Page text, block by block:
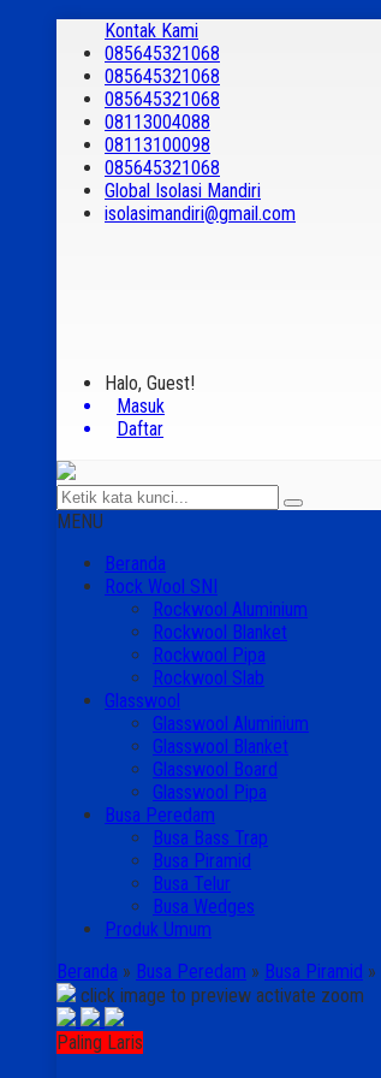
Kontak Kami
085645321068
085645321068
085645321068
08113004088
08113100098
085645321068
Global Isolasi Mandiri
isolasimandiri@gmail.com
Halo, Guest!
Masuk
Daftar
MENU
Beranda
Rock Wool SNI
Rockwool Aluminium
Rockwool Blanket
Rockwool Pipa
Rockwool Slab
Glasswool
Glasswool Aluminium
Glasswool Blanket
Glasswool Board
Glasswool Pipa
Busa Peredam
Busa Bass Trap
Busa Piramid
Busa Telur
Busa Wedges
Produk Umum
Beranda » Busa Peredam » Busa Piramid »
click image to preview activate zoom
Paling Laris